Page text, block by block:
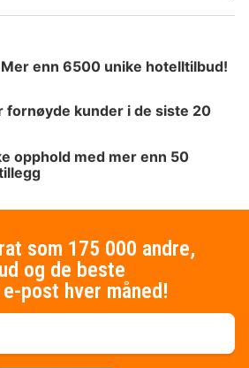
enn 6500 unike hotelltilbud!
fornøyde kunder i de siste 20
opphold med mer enn 50
som 175 000 andre,
og de beste
post hver måned!